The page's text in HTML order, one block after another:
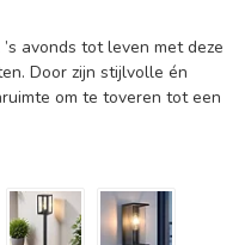
avonds tot leven met deze
Door zijn stijlvolle én
om te toveren tot een